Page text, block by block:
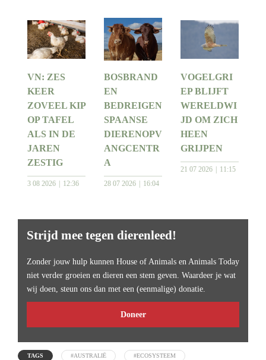
VN: ZES
KEER
ZOVEEL KIP
OP TAFEL
ALS IN DE
JAREN
ZESTIG
3 08 2026 12:36
BOSBRAND
EN
BEDREIGEN
SPAANSE
DIERENOPV
ANGCENTR
A
28 07 2026 16:04
VOGELGRI
EP BLIJFT
WERELDWI
JD OM ZICH
HEEN
GRIJPEN
21 07 2026 11:15
Strijd mee tegen dierenleed!
Zonder jouw hulp kunnen House of Animals en Animals Today
niet verder groeien en dieren een stem geven. Waardeer je wat
wij doen, steun ons dan met een (eenmalige) donatie.
Doneer
TAGS #AUSTRALIË #ECOSYSTEEM